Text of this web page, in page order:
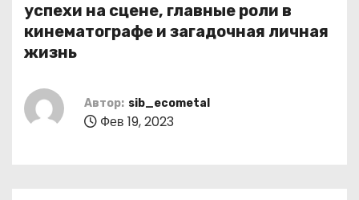
успехи на сцене, главные роли в
кинематографе и загадочная личная
жизнь
Автор: sib_ecometal
Фев 19, 2023